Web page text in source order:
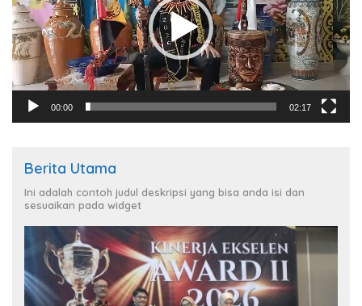
00:00 02:17
Berita Utama
Ini adalah contoh judul deskripsi yang bisa anda isi dan
sesuaikan pada widget